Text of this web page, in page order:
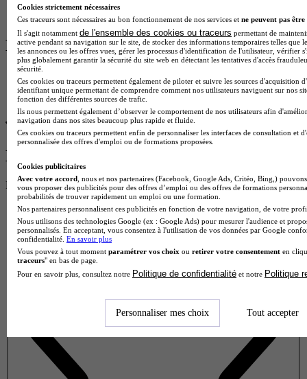
Temps plein
En présentiel
Les avis sur SJE UPVD
Donne ton avis !
Partage ton expérience et aide d’autres étudiants à faire le bon choix.
Donne ton avis entre 1 et 5 étoiles
Cookies strictement nécessaires
Ces traceurs sont nécessaires au bon fonctionnement de nos services et ne peuvent pas être
Il s'agit notamment de l'ensemble des cookies ou traceurs permettant de
active pendant sa navigation sur le site, de stocker des informations temporaires telles que
les annonces ou les offres vues, gérer les processus d'identification de l'utilisateur, vérifier
plus globalement garantir la sécurité du site web en détectant les tentatives d'accès
sécurité.
Ces cookies ou traceurs permettent également de piloter et suivre les sources d'acquisition
identifiant unique permettant de comprendre comment nos utilisateurs naviguent sur nos
fonction des différentes sources de trafic.
Ils nous permettent également d’observer le comportement de nos utilisateurs afin
navigation dans nos sites beaucoup plus rapide et fluide.
Ces cookies ou traceurs permettent enfin de personnaliser les interfaces de consultation et
personnalisée des offres d'emploi ou de formations proposées.
Cookies publicitaires
Avec votre accord , nous et nos partenaires (Facebook, Google Ads, Critéo, Bing,)
vous proposer des publicités pour des offres d’emploi ou des offres de formations
probabilités de trouver rapidement un emploi ou une formation.
Nos partenaires personnalisent ces publicités en fonction de votre navigation, de votre
Nous utilisons des technologies Google (ex : Google Ads) pour mesurer l'audience et
personnalisés. En acceptant, vous consentez à l'utilisation de vos données par Google
confidentialité. En savoir plus
Vous pouvez à tout moment paramétrer vos choix ou retirer votre consentement en
traceurs" en bas de page.
Pour en savoir plus, consultez notre Politique de confidentialité et notre Politique
Personnaliser mes choix Tout accepter